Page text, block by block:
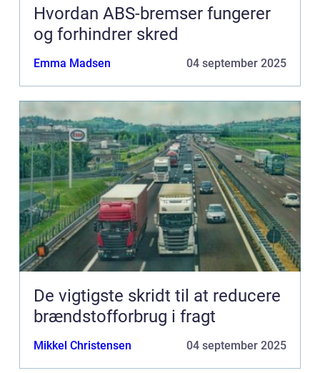
Hvordan ABS-bremser fungerer
og forhindrer skred
Emma Madsen 04 september 2025
De vigtigste skridt til at reducere
brændstofforbrug i fragt
Mikkel Christensen 04 september 2025